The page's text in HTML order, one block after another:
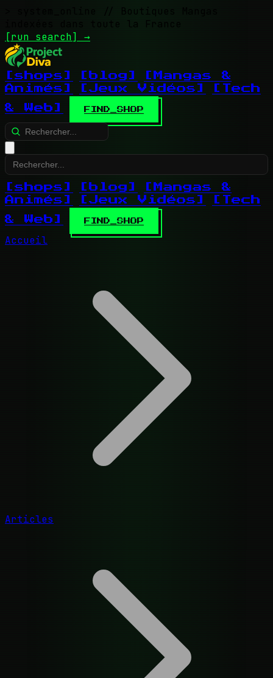
// Boutiques Mangas
indexées dans toute la France
[run search] →
[shops] [blog]
[Mangas &
Animés]
[Jeux Vidéos]
[Tech
& Web]
FIND_SHOP
[shops] [blog]
[Mangas &
Animés]
[Jeux Vidéos]
[Tech
& Web]
FIND_SHOP
Accueil
Articles